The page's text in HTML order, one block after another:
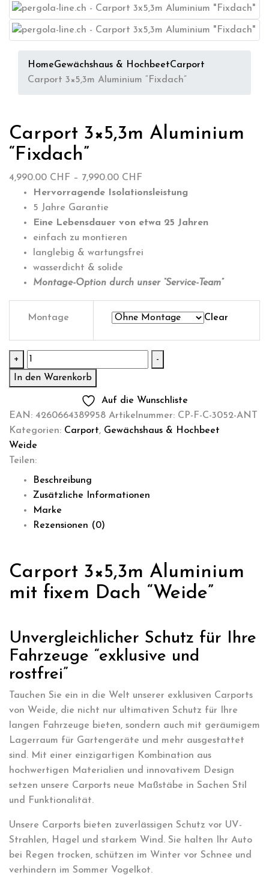
HomeGewächshaus & HochbeetCarport
Carport 3×5,3m Aluminium “Fixdach”
Carport 3×5,3m Aluminium
“Fixdach”
4,990.00 CHF – 7,990.00 CHF
4,990.00 CHF
7,990.00 CHF
Hervorragende Isolationsleistung
5 Jahre Garantie
Eine Lebensdauer von etwa 25 Jahren
einfach zu montieren
langlebig & wartungsfrei
wasserdicht & solide
Montage-Option durch unser “Service-Team”
Montage Clear
+
Carport
3x5,3m
Aluminium
Menge
-
In den Warenkorb
Auf die Wunschliste
EAN: 4260664389958 Artikelnummer: CP-F-C-3052-ANT
Kategorien: Carport, Gewächshaus & Hochbeet
Weide
Teilen:
Beschreibung
Zusätzliche Informationen
Marke
Rezensionen (0)
Carport 3×5,3m Aluminium
mit fixem Dach “Weide”
Unvergleichlicher Schutz für Ihre
Fahrzeuge “exklusive und
rostfrei”
Tauchen Sie ein in die Welt unserer exklusiven Carports
von Weide, die nicht nur ultimativen Schutz für Ihre
langen Fahrzeuge bieten, sondern auch mit geräumigem
Lagerraum für Gartengeräte und mehr ausgestattet
sind. Mit einer einzigartigen Kombination aus
hochwertigen Materialien und innovativem Design
setzen unsere Carports neue Maßstäbe in Sachen Stil
und Funktionalität.
Unsere Carports bieten zuverlässigen Schutz vor UV-
Strahlen, Hagel und starkem Wind. Sie halten Ihr Auto
bei Regen trocken, schützen im Winter vor Schnee und
verhindern im Sommer Vogelkot.